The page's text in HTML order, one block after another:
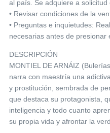
al país. Se adquiere a solicitud
• Revisar condiciones de la
• Preguntas e inquietudes:
necesarias antes de presionar
DESCRIPCIÓN
MONTIEL DE ARNÁIZ
narra con maestría una
y prostitución, sembrada de
que destaca su protagonista,
inteligencia y todo cuanto
su propia vida y afrontar la